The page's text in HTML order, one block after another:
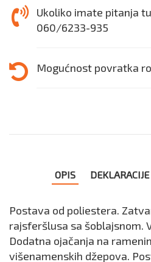
Ukoliko imate pitanja
060/6233-935
Mogućnost povratka
OPIS DEKLARACIJE
Postava od poliestera.
rajsferšlusa sa šoblajsnom.
Dodatna ojačanja na
višenamenskih džepova.